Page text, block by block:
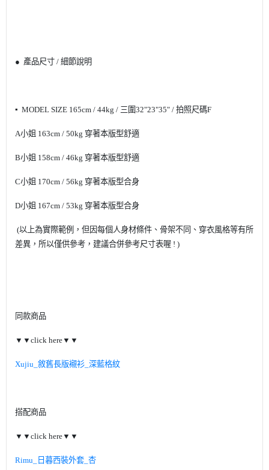
● 產品尺寸 / 細節說明
▪ MODEL SIZE 165cm / 44kg / 三圍32"23"35" / 拍照尺碼F
A小姐 163cm / 50kg 穿著本版型舒適
B小姐 158cm / 46kg 穿著本版型舒適
C小姐 170cm / 56kg 穿著本版型合身
D小姐 167cm / 53kg 穿著本版型合身
(以上為實際範例，但因每個人身材條件、骨架不同、穿衣風格等有所
差異，所以僅供參考，建議合併參考尺寸表喔 ! )
同款商品
▼▼ click here▼▼
Xujiu_ 敘舊長版襯衫 深藍格紋
搭配商品
▼▼ click here▼▼
Rimu_ 日暮西裝外套 杏